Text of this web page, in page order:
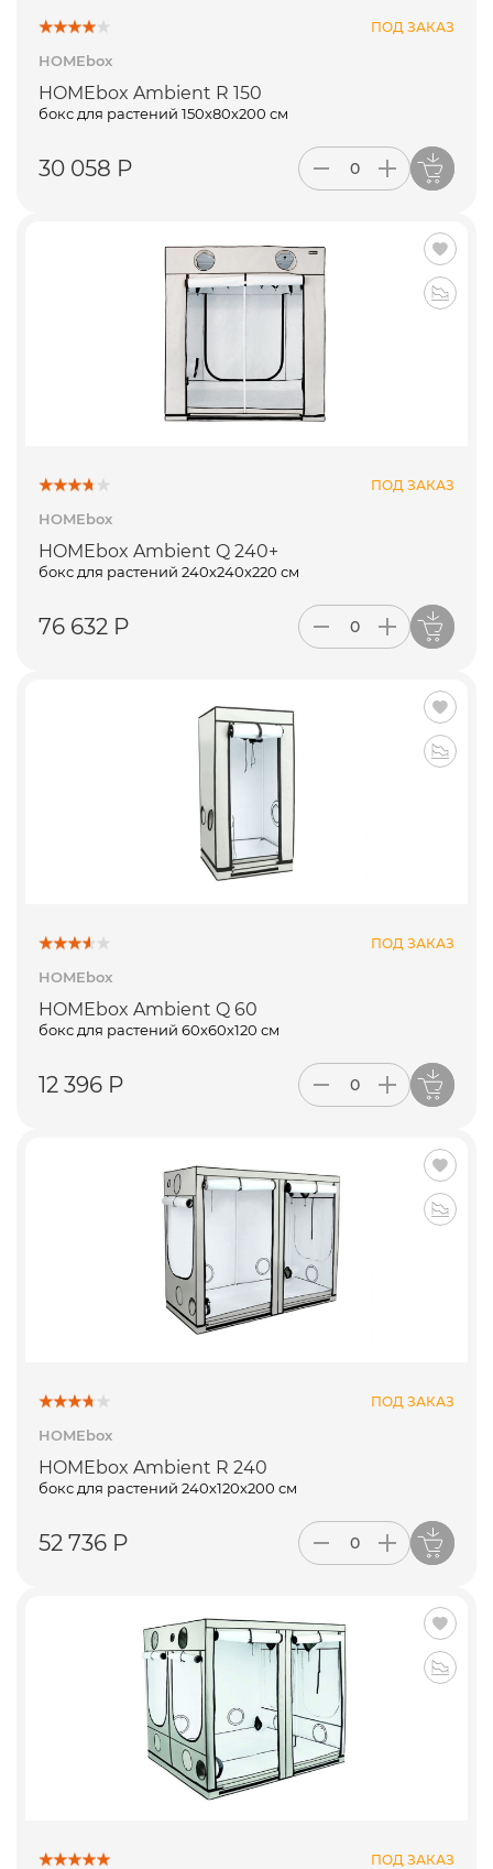
ПОД ЗАКАЗ
HOMEbox
HOMEbox Ambient R 150
бокс для растений 150х80х200 см
30 058 Р
ПОД ЗАКАЗ
HOMEbox
HOMEbox Ambient Q 240+
бокс для растений 240х240х220 см
76 632 Р
ПОД ЗАКАЗ
HOMEbox
HOMEbox Ambient Q 60
бокс для растений 60х60х120 см
12 396 Р
ПОД ЗАКАЗ
HOMEbox
HOMEbox Ambient R 240
бокс для растений 240х120х200 см
52 736 Р
ПОД ЗАКАЗ